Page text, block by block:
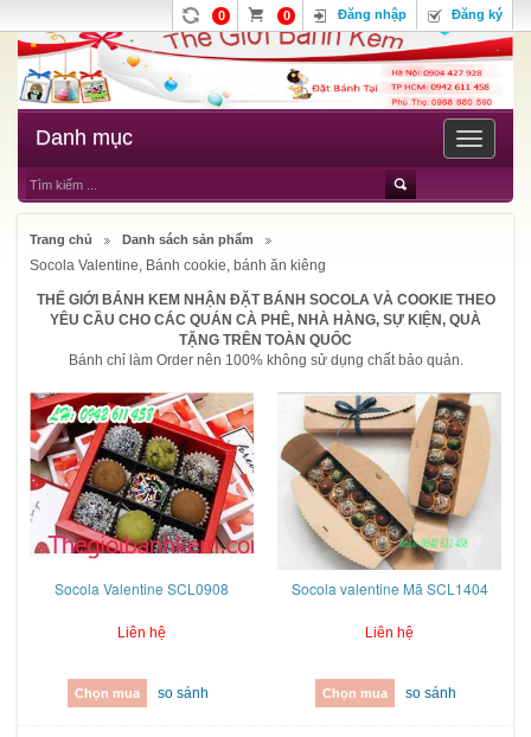
0 0 Đăng nhập Đăng ký
Toggle
Danh mục
Trang chủ Danh sách sản phẩm
Socola Valentine, Bánh cookie, bánh ăn kiêng
THẾ GIỚI BÁNH KEM NHẬN ĐẶT BÁNH SOCOLA VÀ COOKIE THEO
YÊU CẦU CHO CÁC QUÁN CÀ PHÊ, NHÀ HÀNG, SỰ KIỆN, QUÀ
TẶNG TRÊN TOÀN QUỐC
Bánh chỉ làm Order nên 100% không sử dụng chất bảo quản.
Socola Valentine SCL0908
Liên hệ
Chọn mua so sánh
Socola valentine Mã SCL1404
Liên hệ
Chọn mua so sánh